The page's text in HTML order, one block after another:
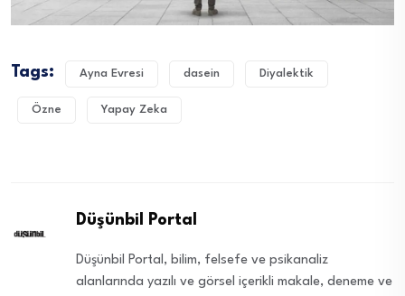
Tags: Ayna Evresi dasein Diyalektik
Özne Yapay Zeka
Düşünbil Portal
Düşünbil Portal, bilim, felsefe ve psikanaliz
alanlarında yazılı ve görsel içerikli makale, deneme ve